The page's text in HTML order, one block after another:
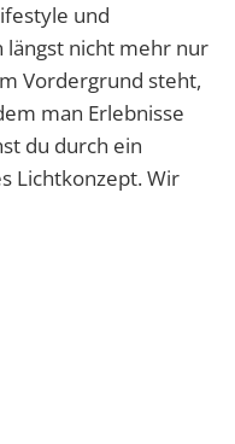
und
längst nicht mehr nur
Vordergrund steht,
man Erlebnisse
du durch ein
Lichtkonzept. Wir